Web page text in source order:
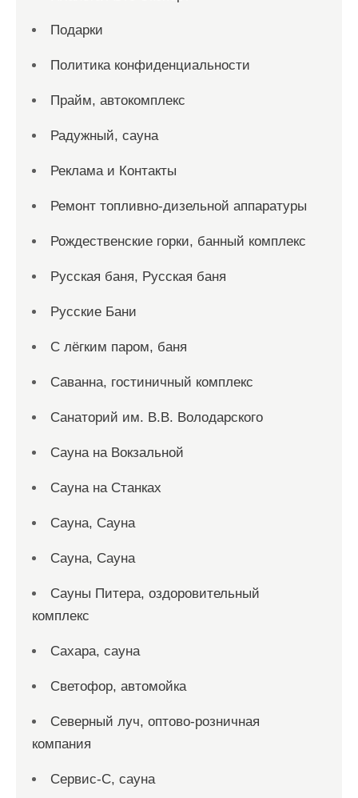
Подарки
Политика конфиденциальности
Прайм, автокомплекс
Радужный, сауна
Реклама и Контакты
Ремонт топливно-дизельной аппаратуры
Рождественские горки, банный комплекс
Русская баня, Русская баня
Русские Бани
С лёгким паром, баня
Саванна, гостиничный комплекс
Санаторий им. В.В. Володарского
Сауна на Вокзальной
Сауна на Станках
Сауна, Сауна
Сауна, Сауна
Сауны Питера, оздоровительный
комплекс
Сахара, сауна
Светофор, автомойка
Северный луч, оптово-розничная
компания
Сервис-С, сауна